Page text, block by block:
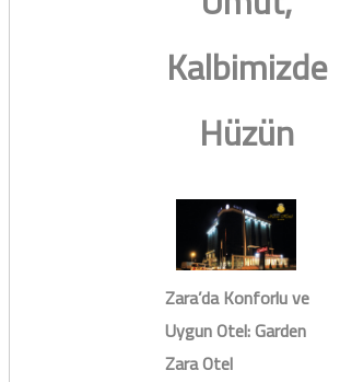
Kalbimizde
Hüzün
Zara’da Konforlu ve
Uygun Otel: Garden
Zara Otel